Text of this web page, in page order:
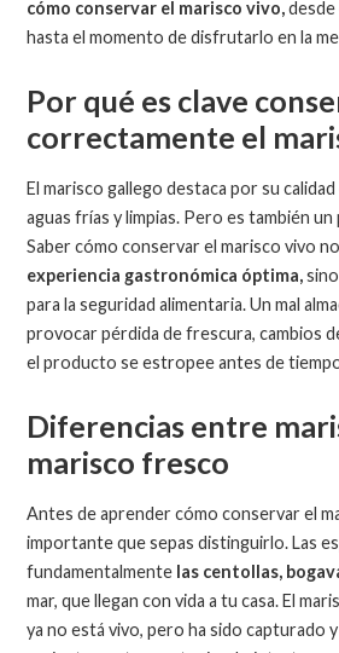
cómo conservar el marisco vivo,desde
hasta el momento de disfrutarlo en la
Por qué es clave
correctamente el
El marisco gallego destaca por su
aguas frías y limpias. Pero es también
Saber cómo conservar el marisco vivo
experiencia gastronómica óptima,
para la seguridad alimentaria. Un mal
provocar pérdida de frescura, cambios
el producto se estropee antes de
Diferencias entre
marisco fresco
Antes de aprender cómo conservar el
importante que sepas distinguirlo. Las
fundamentalmente las centollas,
mar, que llegan con vida a tu casa. El
ya no está vivo, pero ha sido capturado